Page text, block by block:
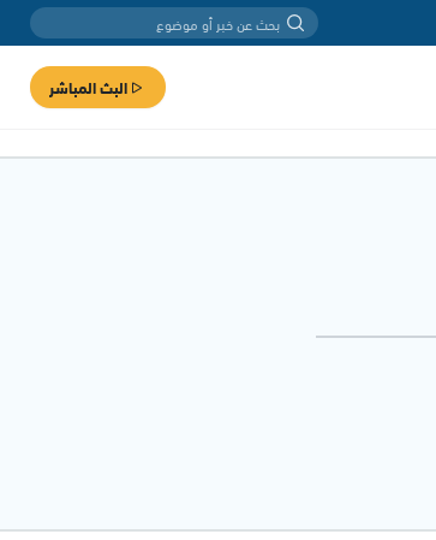
البث المباشر